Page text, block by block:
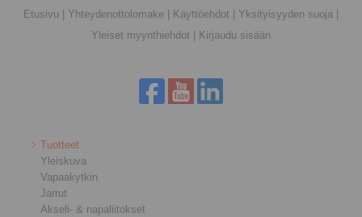
Etusivu Yhteydenottolomake Käyttöehdot Yksityisyyden suoja
Yleiset myynthiehdot
Kirjaudu sisään
Tuotteet
Yleiskuva
Vapaakytkin
Jarrut
Akseli- & napaliitokset